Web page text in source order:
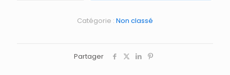
Catégorie : Non classé
Partager